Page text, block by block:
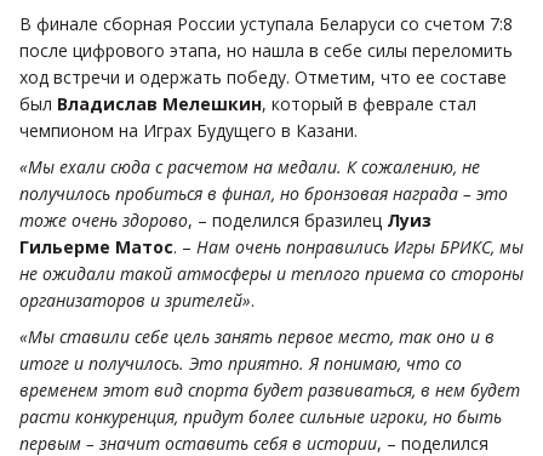
В финале сборная России уступала Беларуси со счетом 7:8
после цифрового этапа, но нашла в себе силы переломить
ход встречи и одержать победу. Отметим, что ее составе
был Владислав Мелешкин, который в феврале стал
чемпионом на Играх Будущего в Казани.
«Мы ехали сюда с расчетом на медали. К сожалению, не
получилось пробиться в финал, но бронзовая награда – это
тоже очень здорово, – поделился бразилец Луиз
Гильерме Матос. – Нам очень понравились Игры БРИКС, мы
не ожидали такой атмосферы и теплого приема со стороны
организаторов и зрителей».
«Мы ставили себе цель занять первое место, так оно и в
итоге и получилось. Это приятно. Я понимаю, что со
временем этот вид спорта будет развиваться, в нем будет
расти конкуренция, придут более сильные игроки, но быть
первым – значит оставить себя в истории, – поделился